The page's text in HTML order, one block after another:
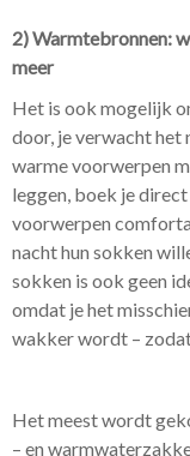
2) Warmtebronnen:
meer
Het is ook mogelijk
door, je verwacht
warme voorwerpen
leggen, boek je
voorwerpen
nacht hun sokken
sokken is ook geen
omdat je het
wakker wordt –
Het meest wordt
– en